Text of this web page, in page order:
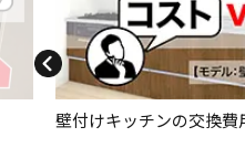
壁付けキッチンの交換費